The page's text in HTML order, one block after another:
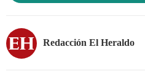
Redacción El Heraldo